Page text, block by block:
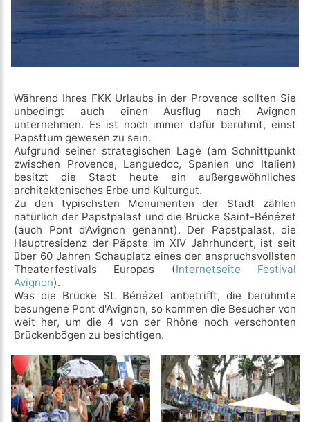
Während Ihres FKK-Urlaubs in der Provence sollten Sie
unbedingt auch einen Ausflug nach Avignon
unternehmen. Es ist noch immer dafür berühmt, einst
Papsttum gewesen zu sein.
Aufgrund seiner strategischen Lage (am Schnittpunkt
zwischen Provence, Languedoc, Spanien und Italien)
besitzt die Stadt heute ein außergewöhnliches
architektonisches Erbe und Kulturgut.
Zu den typischsten Monumenten der Stadt zählen
natürlich der Papstpalast und die Brücke Saint-Bénézet
(auch Pont d’Avignon genannt). Der Papstpalast, die
Hauptresidenz der Päpste im XIV Jahrhundert, ist seit
über 60 Jahren Schauplatz eines der anspruchsvollsten
Theaterfestivals Europas (Internetseite Festival
Avignon).
Was die Brücke St. Bénézet anbetrifft, die berühmte
besungene Pont d'Avignon, so kommen die Besucher von
weit her, um die 4 von der Rhône noch verschonten
Brückenbögen zu besichtigen.